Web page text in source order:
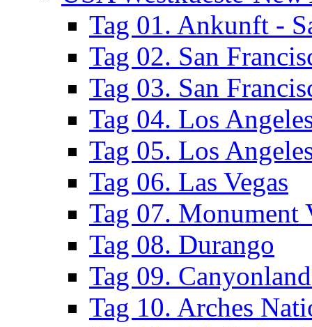
Tag 01. Ankunft -
Tag 02. San
Tag 03. San
Tag 04. Los
Tag 05. Los
Tag 06. Las Vegas
Tag 07. Monument
Tag 08. Durango
Tag 09.
Tag 10. Arches